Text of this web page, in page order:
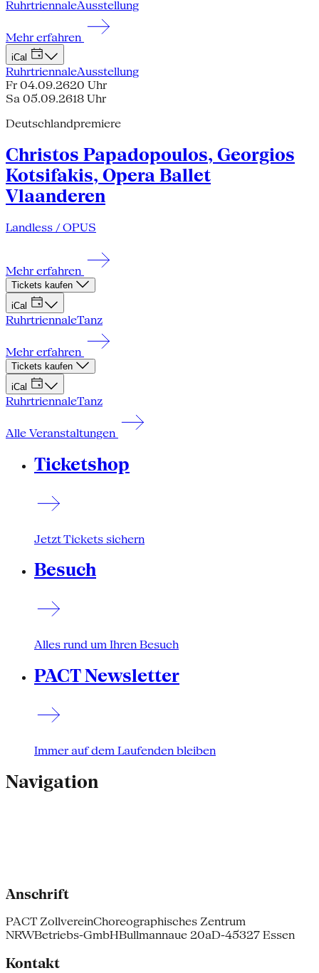
RuhrtriennaleAusstellung
Mehr erfahren
iCal
RuhrtriennaleAusstellung
Fr 04.09.2620 Uhr
Sa 05.09.2618 Uhr
Deutschlandpremiere
Christos Papadopoulos, Georgios
Kotsifakis, Opera Ballet
Vlaanderen
Landless / OPUS
Mehr erfahren
Tickets kaufen
iCal
RuhrtriennaleTanz
Mehr erfahren
Tickets kaufen
iCal
RuhrtriennaleTanz
Alle Veranstaltungen
Ticketshop
Jetzt Tickets sichern
Besuch
Alles rund um Ihren Besuch
PACT Newsletter
Immer auf dem Laufenden bleiben
Navigation
Anschrift
PACT ZollvereinChoreographisches Zentrum
NRWBetriebs-GmbHBullmannaue 20aD-45327 Essen
Kontakt